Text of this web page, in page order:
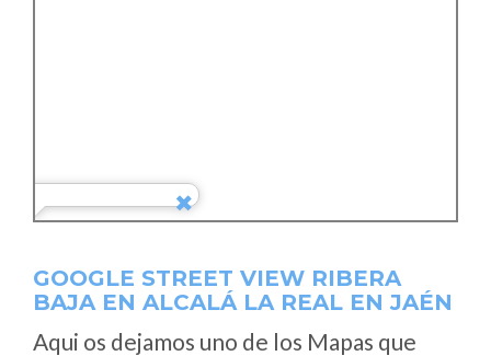
GOOGLE STREET VIEW RIBERA
BAJA EN ALCALÁ LA REAL EN JAÉN
Aqui os dejamos uno de los Mapas que